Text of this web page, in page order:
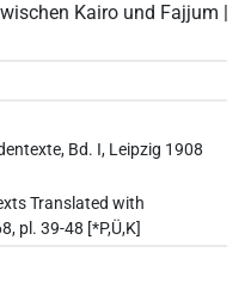
Kairo und Fajjum |
Bd. I, Leipzig 1908
Translated with
pl. 39-48 [*P,Ü,K]